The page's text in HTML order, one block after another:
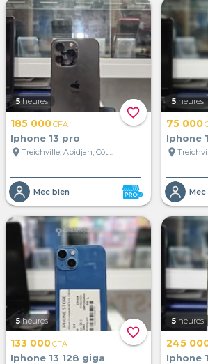
favorite_border
5 heures
185 000CFA
Iphone 13 pro
location_on
Treichville, Abidjan, Côte d'Ivoire
Mec bien
5 heures
75 000
Iphone
location_on
Mec
favorite_border
5 heures
133 000CFA
Iphone 13 128 giga
5 heures
245
Iphone